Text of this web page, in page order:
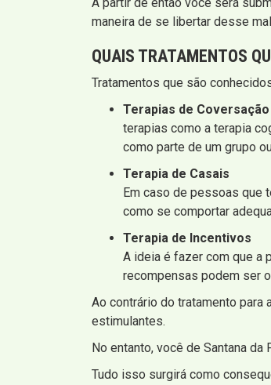
maneira de se libertar desse
QUAIS TRATAMENTOS
Tratamentos que são
Terapias de Coversação
terapias como a terapia
como parte de um grupo
Terapia de Casais
Em caso de pessoas que
como se comportar
Terapia de Incentivos
A ideia é fazer com que a
recompensas podem ser
Ao contrário do tratamento para
estimulantes.
No entanto, você de Santana
Tudo isso surgirá como